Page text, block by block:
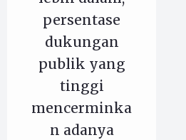
persentase
dukungan
publik yang
tinggi
mencerminka
n adanya